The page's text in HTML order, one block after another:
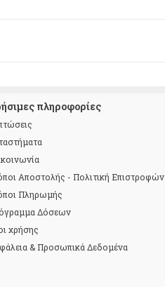
πληροφορίες
Αποστολής - Πολιτική Επιστροφών
Πληρωμής
Δόσεων
χρήσης
& Προσωπικά Δεδομένα